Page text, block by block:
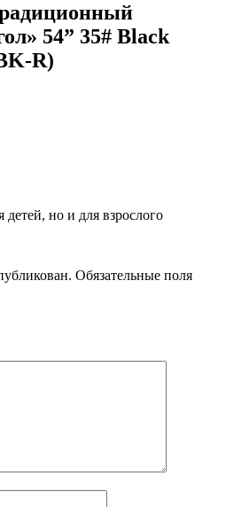
54” 35# Black
R)
но и для взрослого
Обязательные поля